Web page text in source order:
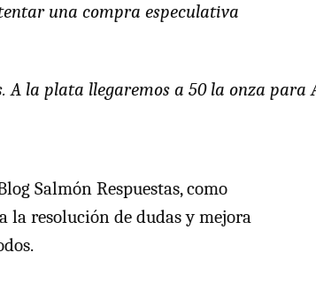
una compra especulativa
la plata llegaremos a 50 la onza para
Salmón Respuestas, como
la resolución de dudas y mejora